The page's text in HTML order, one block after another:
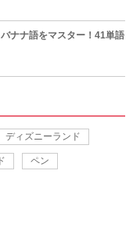
ナナ語をマスター！41単語
ディズニーランド
ペン